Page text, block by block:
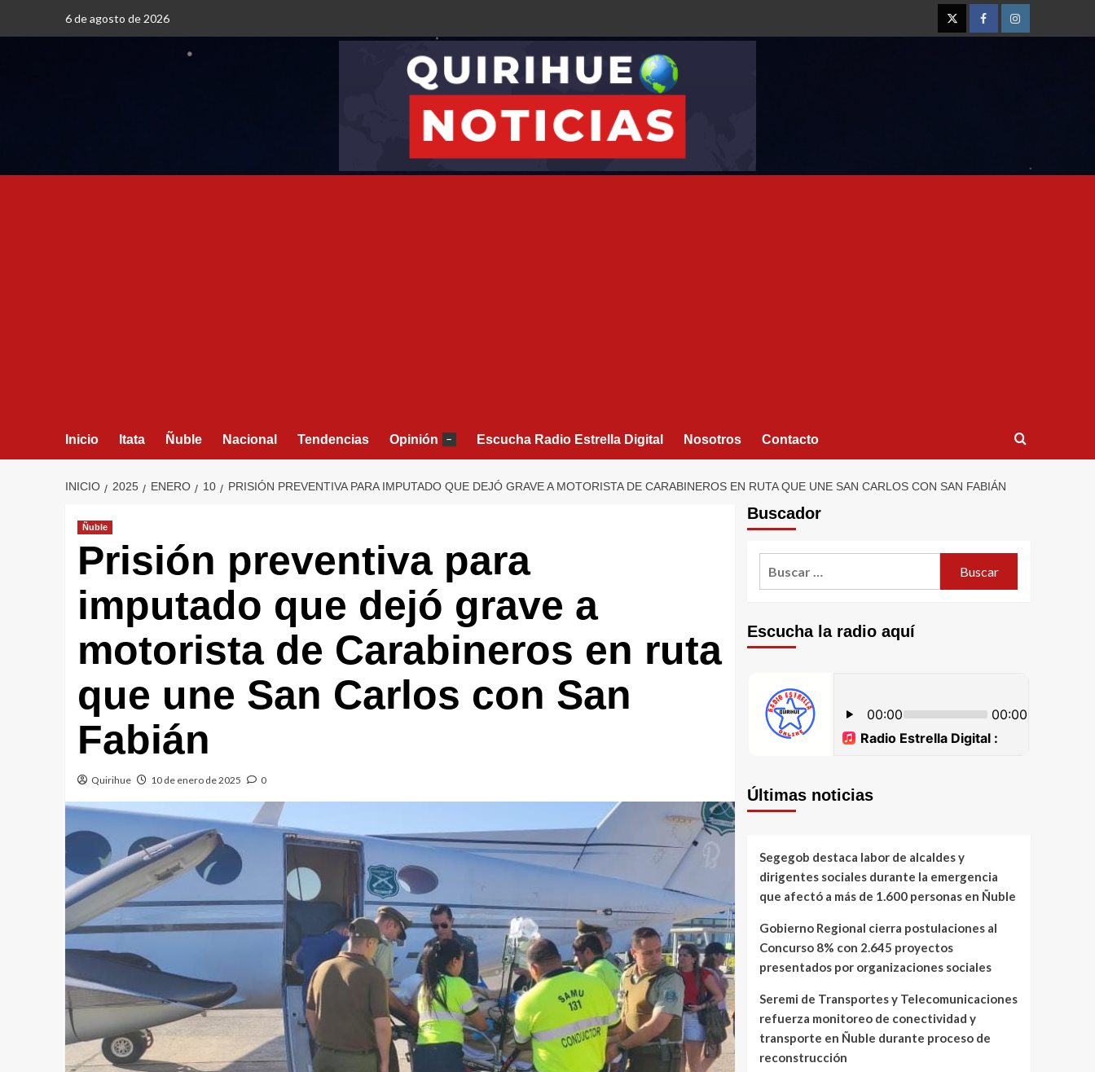
6 de agosto de 2026
Inicio Itata Ñuble Nacional Tendencias Opinión – Escucha Radio Estrella Digital Nosotros Contacto
INICIO 2025 ENERO 10 PRISIÓN PREVENTIVA PARA IMPUTADO QUE DEJÓ GRAVE A MOTORISTA DE CARABINEROS EN RUTA QUE UNE SAN CARLOS CON SAN FABIÁN
Ñuble
Prisión preventiva para
imputado que dejó grave a
motorista de Carabineros en ruta
que une San Carlos con San
Fabián
Quirihue 10 de enero de 2025 0
Buscador
Escucha la radio aquí
Últimas noticias
Segegob destaca labor de alcaldes y
dirigentes sociales durante la emergencia
que afectó a más de 1.600 personas en Ñuble
Gobierno Regional cierra postulaciones al
Concurso 8% con 2.645 proyectos
presentados por organizaciones sociales
Seremi de Transportes y Telecomunicaciones
refuerza monitoreo de conectividad y
transporte en Ñuble durante proceso de
reconstrucción